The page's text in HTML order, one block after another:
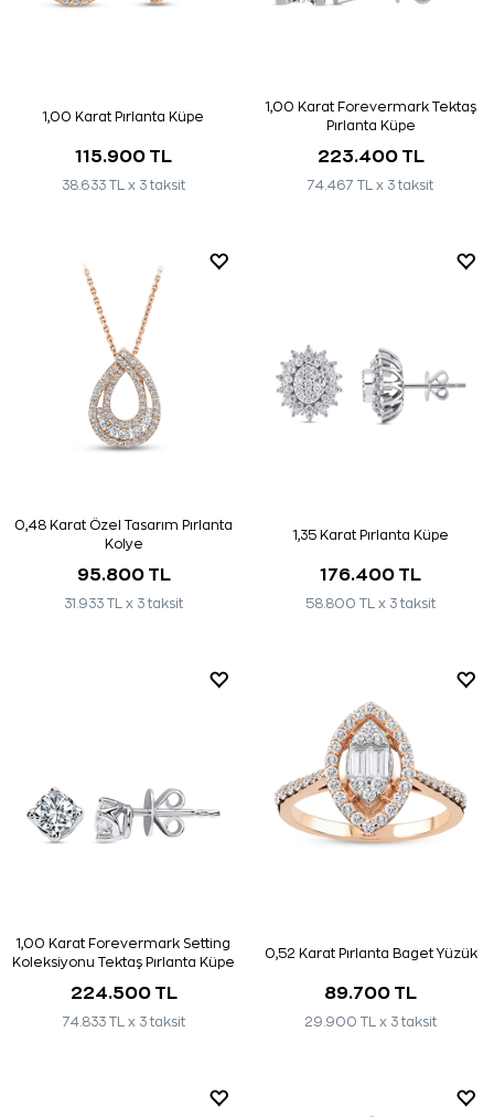
1,00 Karat Pırlanta Küpe
115.900 TL
38.633 TL x 3 taksit
1,00 Karat Forevermark Tektaş
Pırlanta Küpe
223.400 TL
74.467 TL x 3 taksit
0,48 Karat Özel Tasarım Pırlanta
Kolye
95.800 TL
31.933 TL x 3 taksit
1,35 Karat Pırlanta Küpe
176.400 TL
58.800 TL x 3 taksit
1,00 Karat Forevermark Setting
Koleksiyonu Tektaş Pırlanta Küpe
224.500 TL
74.833 TL x 3 taksit
0,52 Karat Pırlanta Baget Yüzük
89.700 TL
29.900 TL x 3 taksit